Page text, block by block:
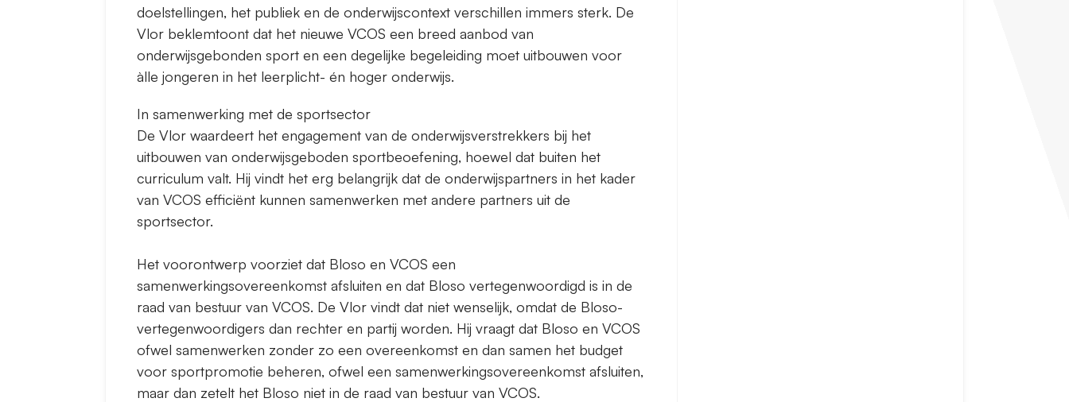
doelstellingen, het publiek en de onderwijscontext verschillen immers sterk. De
Vlor beklemtoont dat het nieuwe VCOS een breed aanbod van
onderwijsgebonden sport en een degelijke begeleiding moet uitbouwen voor
àlle jongeren in het leerplicht- én hoger onderwijs.
In samenwerking met de sportsector
De Vlor waardeert het engagement van de onderwijsverstrekkers bij het
uitbouwen van onderwijsgeboden sportbeoefening, hoewel dat buiten het
curriculum valt. Hij vindt het erg belangrijk dat de onderwijspartners in het kader
van VCOS efficiënt kunnen samenwerken met andere partners uit de
sportsector.
Het voorontwerp voorziet dat Bloso en VCOS een
samenwerkingsovereenkomst afsluiten en dat Bloso vertegenwoordigd is in de
raad van bestuur van VCOS. De Vlor vindt dat niet wenselijk, omdat de Bloso-
vertegenwoordigers dan rechter en partij worden. Hij vraagt dat Bloso en VCOS
ofwel samenwerken zonder zo een overeenkomst en dan samen het budget
voor sportpromotie beheren, ofwel een samenwerkingsovereenkomst afsluiten,
maar dan zetelt het Bloso niet in de raad van bestuur van VCOS.